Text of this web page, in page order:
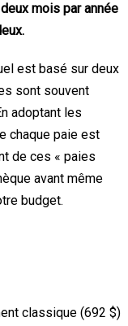
deux mois par année
est basé sur deux
sont souvent
adoptant les
chaque paie est
de ces « paies
avant même
budget.
classique (692 $)